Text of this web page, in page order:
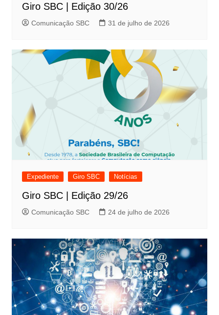
Giro SBC | Edição 30/26
Comunicação SBC 31 de julho de 2026
Expediente Giro SBC Notícias
Giro SBC | Edição 29/26
Comunicação SBC 24 de julho de 2026